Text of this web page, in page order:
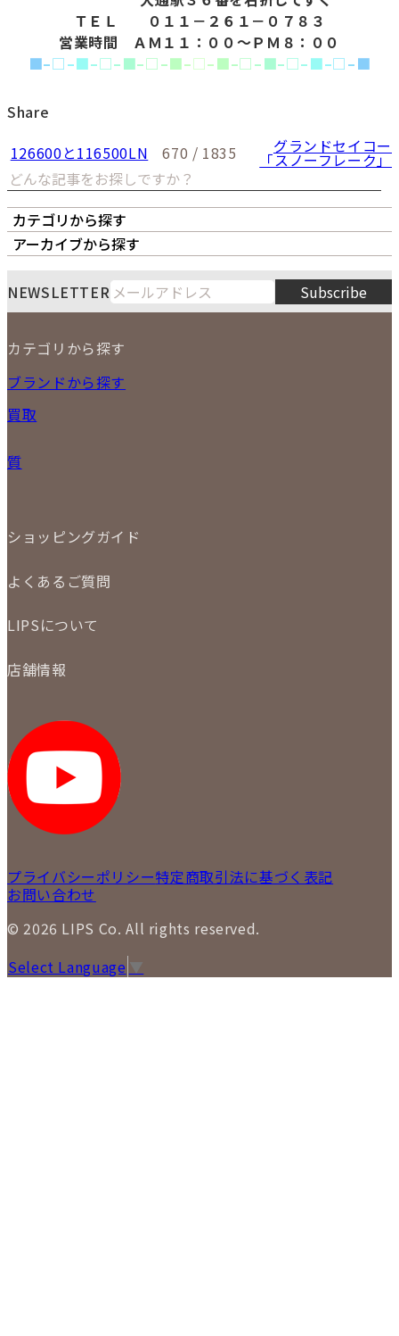
ＴＥＬ ０１１－２６１－０７８３
営業時間 ＡＭ１１：００～ＰＭ８：００
■–□–■–□–■–□–■–□–■–□–■–□–■–□–■
Share
126600と116500LN
670 / 1835 グランドセイコー
「スノーフレーク」
カテゴリから探す
オーナーズボイス
LIPS通販部門 LIPS 銀座店
アーカイブから探す
8
2026
月 火 水 木 金 土
日
1
2
10
11
17
18
NEWSLETTER Subscribe
カテゴリから探す
NEW ITEM
時計
小物
ジュエリー
ブランドから探す
買取
店頭買取
LINE査定
買取実績
質
ショッピングガイド
商品について
お支払いについて
よくあるご質問
商品について
質について
返品について
LIPSについて
各事業部の紹介
STAFF BLOG
SNS
店舗情報
LIPS 新宿店
LIPS 札幌パルコ店
LIPS 札幌白石店
LIPS 通信販売事業部
プライバシーポリシー特定商取引法に基づく表記
お問い合わせ
© 2026 LIPS Co. All rights reserved.
Select Language ▼